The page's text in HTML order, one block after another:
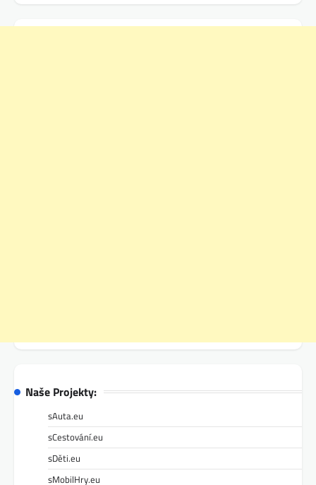
Naše Projekty:
sAuta.eu
sCestování.eu
sDěti.eu
sMobilHry.eu